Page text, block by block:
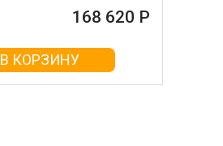
168 620 Р
В КОРЗИНУ